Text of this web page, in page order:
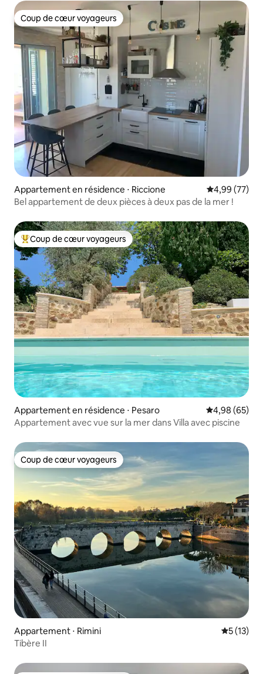
Coup de cœur voyageurs
Coup de cœur voyageurs
Appartement en résidence ⋅ Riccione Évaluation
4,99 (77)
Bel appartement de deux pièces à deux pas de la mer !
Coups de cœur voyageurs les plus appréciés
Coup de cœur voyageurs
Appartement en résidence ⋅ Pesaro Évaluation
4,98 (65)
Appartement avec vue sur la mer dans Villa avec piscine
Coup de cœur voyageurs
Coup de cœur voyageurs
Appartement ⋅ Rimini
5 (13)
Tibère II